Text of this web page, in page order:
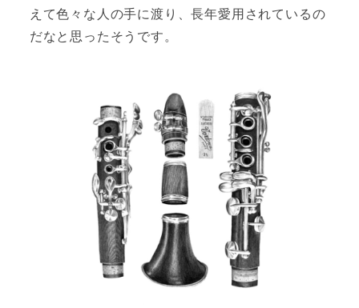
えて色々な人の手に渡り、長年愛用されているの
だなと思ったそうです。